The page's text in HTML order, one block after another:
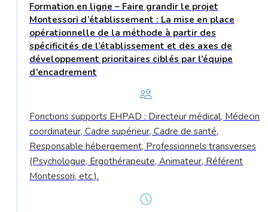
Formation en ligne – Faire grandir le projet
Montessori d’établissement : La mise en place
opérationnelle de la méthode à partir des
spécificités de l’établissement et des axes de
développement prioritaires ciblés par l’équipe
d’encadrement
Fonctions supports EHPAD : Directeur médical, Médecin
coordinateur, Cadre supérieur, Cadre de santé,
Responsable hébergement, Professionnels transverses
(Psychologue, Ergothérapeute, Animateur, Référent
Montessori, etc.).